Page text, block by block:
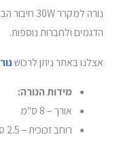
הדגמים ולחברות נוספות.
אצלנו באתר ניתן לרכוש
מידות הנורה:
אורך – 8 ס"מ
רוחב זכוכית – 2.5 ס"מ